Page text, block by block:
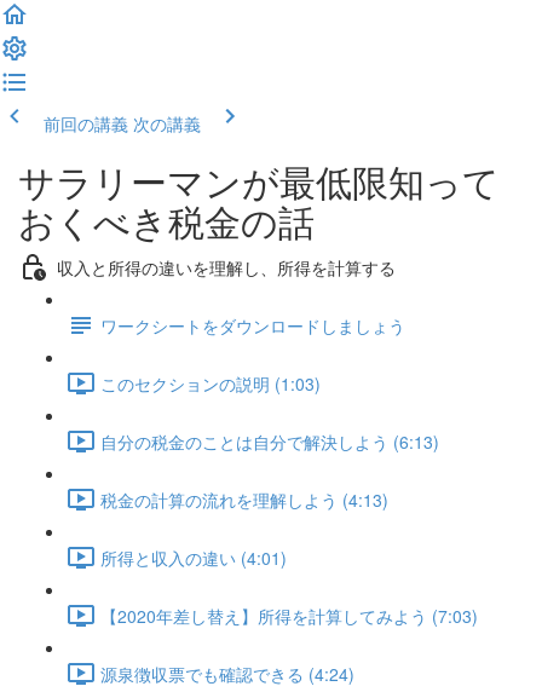
前回の講義 次の講義
サラリーマンが最低限知って
おくべき税金の話
収入と所得の違いを理解し、所得を計算する
ワークシートをダウンロードしましょう
このセクションの説明 (1:03)
自分の税金のことは自分で解決しよう (6:13)
税金の計算の流れを理解しよう (4:13)
所得と収入の違い (4:01)
【2020年差し替え】所得を計算してみよう (7:03)
源泉徴収票でも確認できる (4:24)